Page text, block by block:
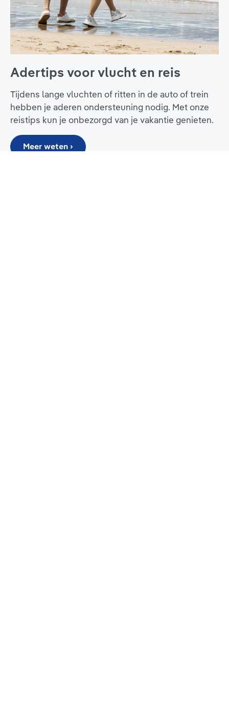
Adertips voor vlucht en reis
Tijdens lange vluchten of ritten in de auto of trein
hebben je aderen ondersteuning nodig. Met onze
reistips kun je onbezorgd van je vakantie genieten.
Meer weten ›